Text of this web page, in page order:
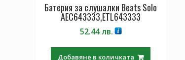
Батерия за слушалки Beats Solo
AEC643333,ETL643333
52.44лв.
Добавяне в количката